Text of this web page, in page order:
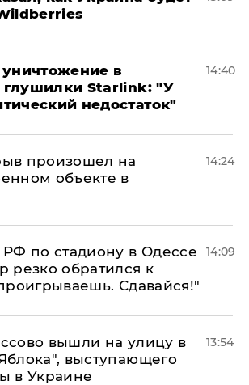
в
глушилки Starlink: "У
недостаток"
14:40
произошел на
объекте в
14:24
по стадиону в Одессе
резко обратился к
Сдавайся!"
14:09
вышли на улицу в
выступающего
в Украине
13:54